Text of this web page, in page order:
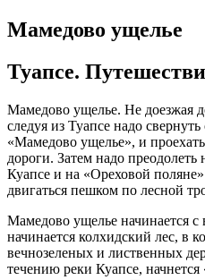
Мамедово ущелье
Туапсе.
Мамедово ущелье. Не доезжая
следуя из Туапсе надо свернуть
«Мамедово ущелье», и
дороги. Затем надо преодолеть
Куапсе и на «Ореховой
двигаться пешком по лесной
Мамедово ущелье начинается с
начинается колхидский лес, в
вечнозеленых и лиственных
течению реки Куапсе, начнется